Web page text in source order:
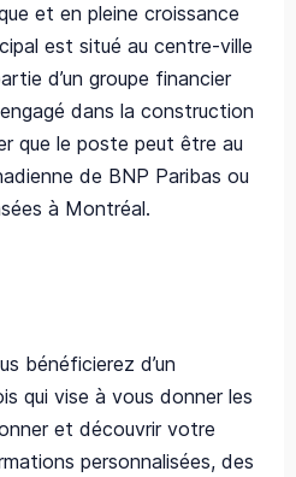
et en pleine croissance
est situé au centre-ville
d’un groupe financier
dans la construction
que le poste peut être au
de BNP Paribas ou
à Montréal.
bénéficierez d’un
qui vise à vous donner les
et découvrir votre
personnalisées, des